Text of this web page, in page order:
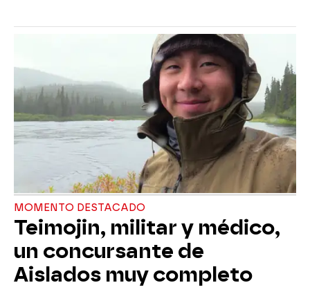
MOMENTO DESTACADO
Teimojin, militar y médico,
un concursante de
Aislados muy completo